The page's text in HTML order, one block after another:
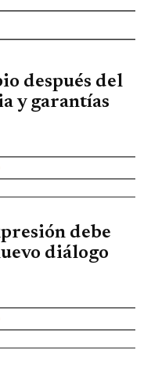
después del
y garantías
debe
diálogo